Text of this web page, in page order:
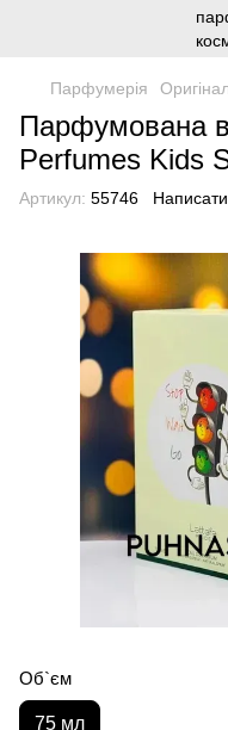
Парфумерія
Парфумована
Perfumes Kids
Артикул: 55746 Написати
Об`єм
75 мл